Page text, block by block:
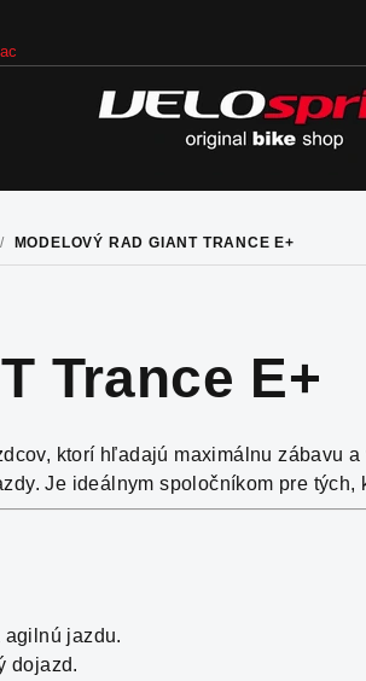
/ MODELOVÝ RAD GIANT TRANCE E+
Trance E+
ktorí hľadajú maximálnu zábavu
Je ideálnym spoločníkom pre
agilnú jazdu.
dojazd.